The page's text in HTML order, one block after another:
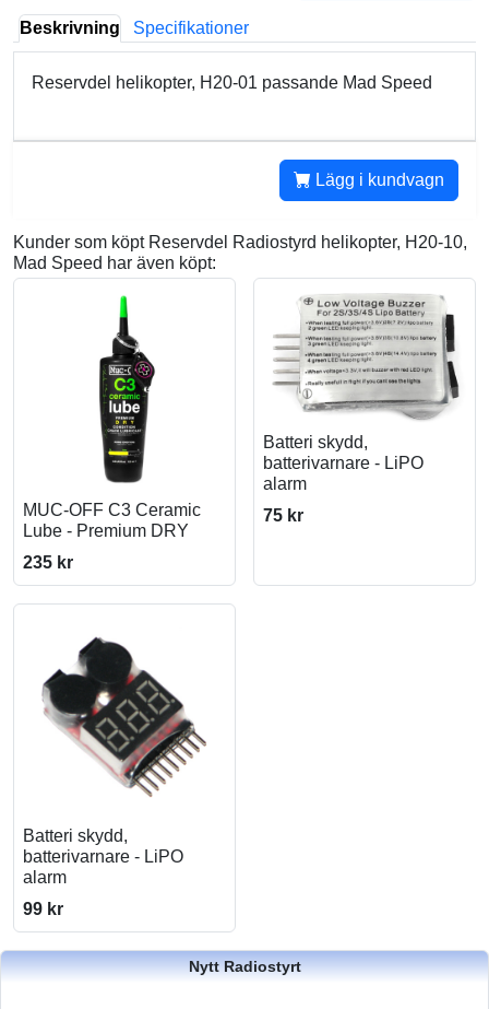
Beskrivning Specifikationer
Reservdel helikopter, H20-01 passande Mad Speed
Lägg i kundvagn
Kunder som köpt Reservdel Radiostyrd helikopter, H20-10,
Mad Speed har även köpt:
MUC-OFF C3 Ceramic
Lube - Premium DRY
235 kr
Batteri skydd,
batterivarnare - LiPO
alarm
75 kr
Batteri skydd,
batterivarnare - LiPO
alarm
99 kr
Nytt Radiostyrt